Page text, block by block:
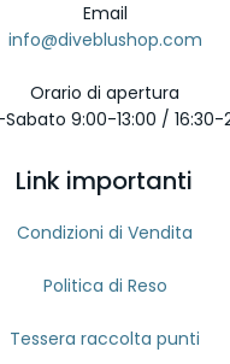
Email
info@diveblushop.com
Orario di apertura
9:00-13:00 / 16:30-
Link importanti
Condizioni di Vendita
Politica di Reso
Tessera raccolta punti